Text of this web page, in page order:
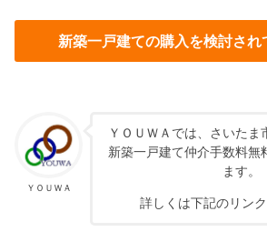
新築一戸建ての購入を検討され
ＹＯＵＷＡ
ＹＯＵＷＡでは、さいたま
新築一戸建て仲介手数料無
ます。
詳しくは下記のリン